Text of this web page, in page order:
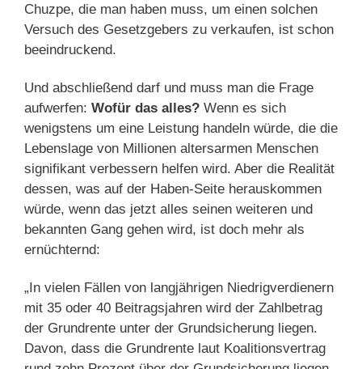
Chuzpe, die man haben muss, um einen solchen
Versuch des Gesetzgebers zu verkaufen, ist schon
beeindruckend.
Und abschließend darf und muss man die Frage
aufwerfen: Wofür das alles? Wenn es sich
wenigstens um eine Leistung handeln würde, die die
Lebenslage von Millionen altersarmen Menschen
signifikant verbessern helfen wird. Aber die Realität
dessen, was auf der Haben-Seite herauskommen
würde, wenn das jetzt alles seinen weiteren und
bekannten Gang gehen wird, ist doch mehr als
ernüchternd:
„In vielen Fällen von langjährigen Niedrigverdienern
mit 35 oder 40 Beitragsjahren wird der Zahlbetrag
der Grundrente unter der Grundsicherung liegen.
Davon, dass die Grundrente laut Koalitionsvertrag